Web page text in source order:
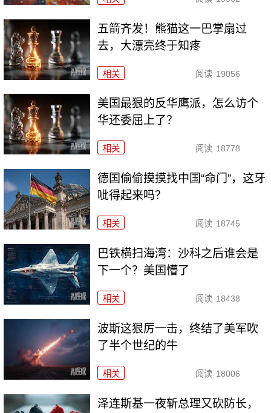
五箭齐发！熊猫这一巴掌扇过
去，大漂亮终于知疼
相关 阅读 19056
美国最狠的反华鹰派，怎么访个
华还委屈上了？
相关 阅读 18778
德国偷偷摸摸找中国“命门”，这牙
呲得起来吗？
相关 阅读 18745
巴铁横扫海湾：沙科之后谁会是
下一个？美国懵了
相关 阅读 18438
波斯这狠厉一击，终结了美军吹
了半个世纪的牛
相关 阅读 18006
泽连斯基一夜斩总理又砍防长，